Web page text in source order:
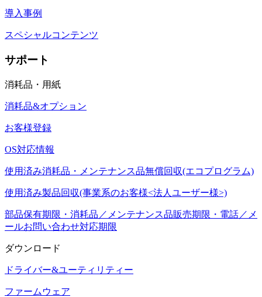
導入事例
スペシャルコンテンツ
サポート
消耗品・用紙
消耗品&オプション
お客様登録
OS対応情報
使用済み消耗品・メンテナンス品無償回収(エコプログラム)
使用済み製品回収(事業系のお客様<法人ユーザー様>)
部品保有期限・消耗品／メンテナンス品販売期限・電話／メ
ールお問い合わせ対応期限
ダウンロード
ドライバー&ユーティリティー
ファームウェア